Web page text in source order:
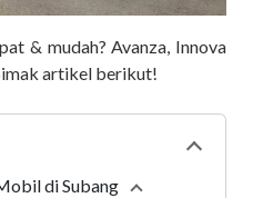
& mudah? Avanza, Innova
artikel berikut!
di Subang Collapse